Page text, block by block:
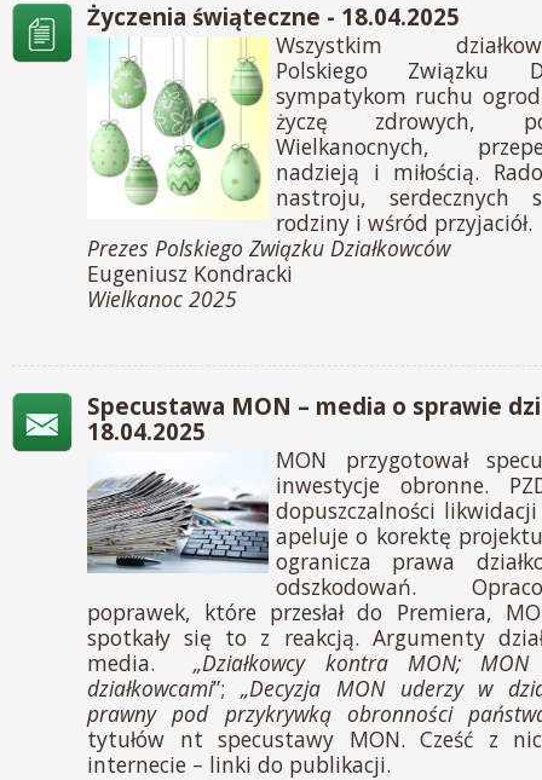
Życzenia świąteczne - 18.04.2025
Wszystkim
Polskiego Związku
sympatykom ruchu
życzę zdrowych,
Wielkanocnych,
nadzieją i miłością.
nastroju,
rodziny i wśród przyjaciół.
Prezes Polskiego Związku Działkowców
Eugeniusz Kondracki
Wielkanoc 2025
Specustawa MON – media o sprawie
18.04.2025
MON przygotował
inwestycje obronne.
dopuszczalności
apeluje o korektę
ogranicza prawa
odszkodowań.
poprawek, które przesłał do Premiera,
spotkały się to z reakcją. Argumenty
media.„Działkowcy kontra MON;
działkowcami”; „Decyzja MON uderzy w
prawny pod przykrywką obronności
tytułów nt specustawy MON. Cześć z
internecie – linki do publikacji.